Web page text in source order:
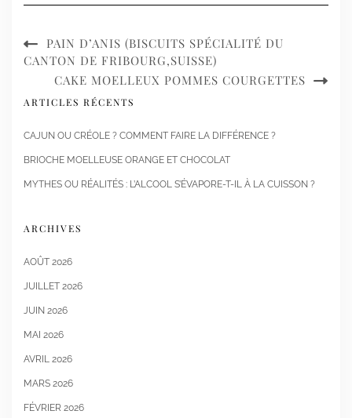
PAIN D’ANIS (BISCUITS SPÉCIALITÉ DU
CANTON DE FRIBOURG,SUISSE)
CAKE MOELLEUX POMMES COURGETTES
ARTICLES RÉCENTS
CAJUN OU CRÉOLE ? COMMENT FAIRE LA DIFFÉRENCE ?
BRIOCHE MOELLEUSE ORANGE ET CHOCOLAT
MYTHES OU RÉALITÉS : L’ALCOOL S’ÉVAPORE-T-IL À LA CUISSON ?
ARCHIVES
AOÛT 2026
JUILLET 2026
JUIN 2026
MAI 2026
AVRIL 2026
MARS 2026
FÉVRIER 2026